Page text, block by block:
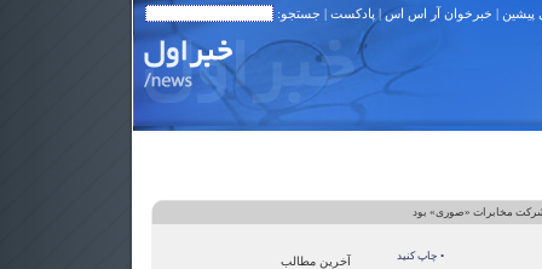
پیشین | خبرخوان آر اس اس| پادکست | جستجو:
مخابرات «صوری» بود
• چاپ کنید
آخرین مطالب